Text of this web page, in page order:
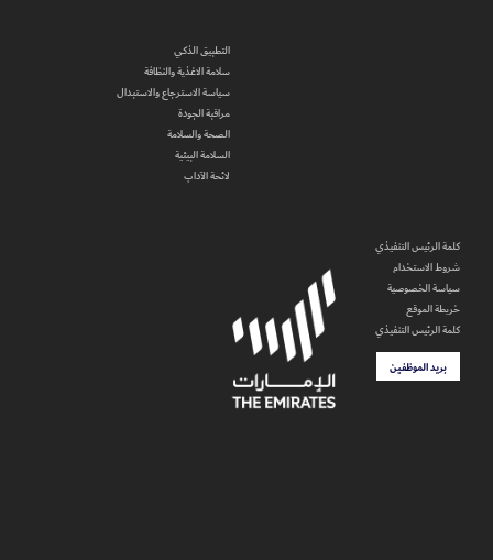
التطبيق الذكي
سلامة الاغذية والنظافة
سياسة الاسترجاع والاستبدال
مراقبة الجودة
الصحة والسلامة
السلامة البيئية
لائحة الآداب
كلمة الرئيس التنفيذي
شروط الاستخدام
سياسة الخصوصية
خريطة الموقع
كلمة الرئيس التنفيذي
بريد الموظفين